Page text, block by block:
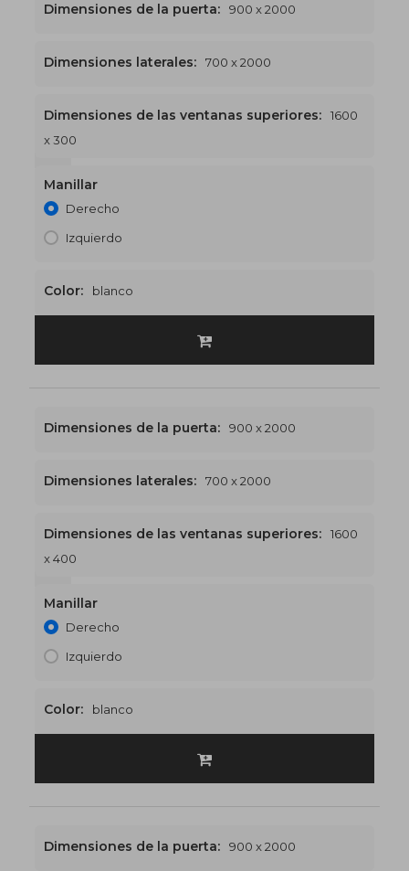
Dimensiones de la puerta: 900 x 2000
Dimensiones laterales: 700 x 2000
Dimensiones de las ventanas superiores:
1600
x 300
Manillar
Derecho
Izquierdo
Color: blanco
Dimensiones de la puerta: 900 x 2000
Dimensiones laterales: 700 x 2000
Dimensiones de las ventanas superiores:
1600
x 400
Manillar
Derecho
Izquierdo
Color: blanco
Dimensiones de la puerta: 900 x 2000